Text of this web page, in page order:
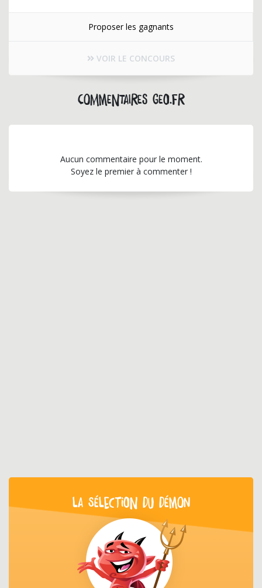
Proposer les gagnants
VOIR LE CONCOURS
Commentaires geo.fr
Aucun commentaire pour le moment.
Soyez le premier à commenter !
LA SÉLECTION DU DÉMON